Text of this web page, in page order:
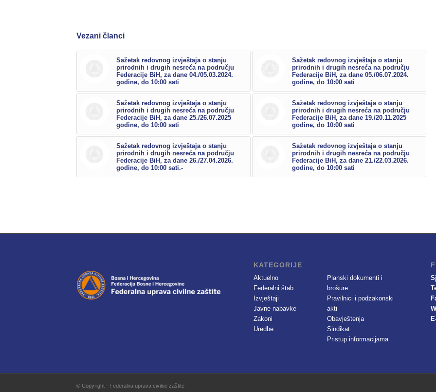
Vezani članci
Sažetak redovnog izvještaja o stanju
prirodnih i drugih nesreća na području
Federacije BiH, za dane 04./05.03.2024.
godine, do 10:00 sati
Sažetak redovnog izvještaja o stanju
prirodnih i drugih nesreća na području
Federacije BiH, za dane 05./06.07.2024.
godine, do 10:00 sati
Sažetak redovnog izvještaja o stanju
prirodnih i drugih nesreća na području
Federacije BiH, za dane 25./26.07.2025
godine, do 10:00 sati
Sažetak redovnog izvještaja o stanju
prirodnih i drugih nesreća na području
Federacije BiH, za dane 19./20.11.2025
godine, do 10:00 sati
Sažetak redovnog izvještaja o stanju
prirodnih i drugih nesreća na području
Federacije BiH, za dane 26./27.04.2026.
godine, do 10:00 sati.-
Sažetak redovnog izvještaja o stanju
prirodnih i drugih nesreća na području
Federacije BiH, za dane 21./22.03.2026.
godine, do 10:00 sati
KATEGORIJE
Aktuelno
Federalni štab
Izvještaji
Javne nabavke
Zakoni
Uredbe
Planski dokumenti i
brošure
Pravilnici i podzakonski
akti
Obavještenja
Sindikat
Pristup informacijama
© Copyright - Federalna uprava civilne zaštite